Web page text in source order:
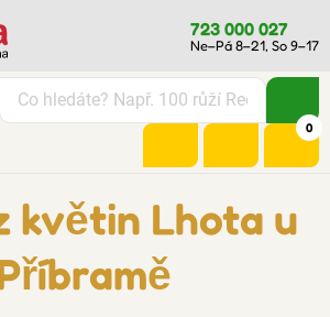
723 000 027
Ne–Pá 8–21, So 9–17
0
květin Lhota u